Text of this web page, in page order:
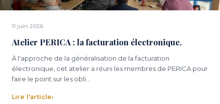
11 juin 2026
Atelier PERICA : la facturation électronique.
À l'approche de la généralisation de la facturation
électronique, cet atelier a réuni les membres de PERICA pour
faire le point sur les obli…
Lire l'article›